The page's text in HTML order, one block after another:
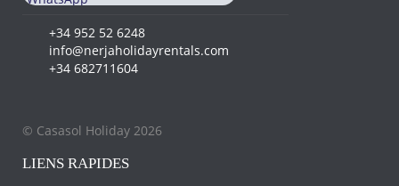
+34 952 52 6248
info@nerjaholidayrentals.com
+34 682711604
© Casasol Holiday 2026
LIENS RAPIDES